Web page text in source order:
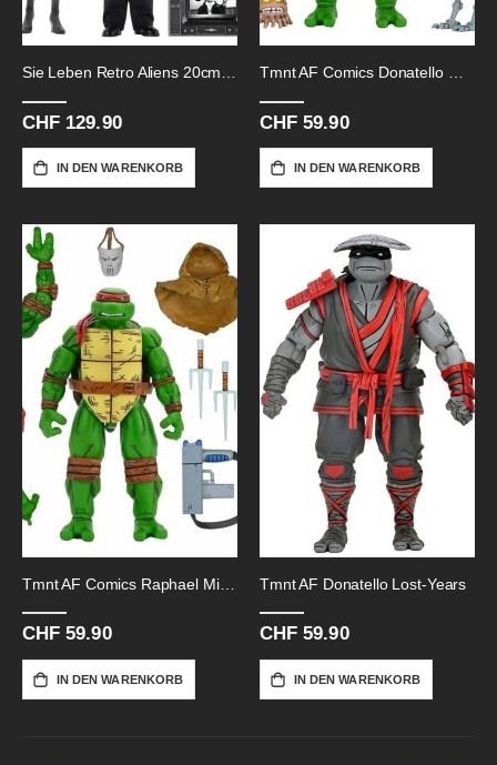
CHF 129.90
IN DEN WARENKORB
CHF 59.90
IN DEN WARENKORB
Tmnt AF Comics Raphael Mirage-18cm
CHF 59.90
IN DEN WARENKORB
Tmnt AF Donatello Lost-Years
CHF 59.90
IN DEN WARENKORB